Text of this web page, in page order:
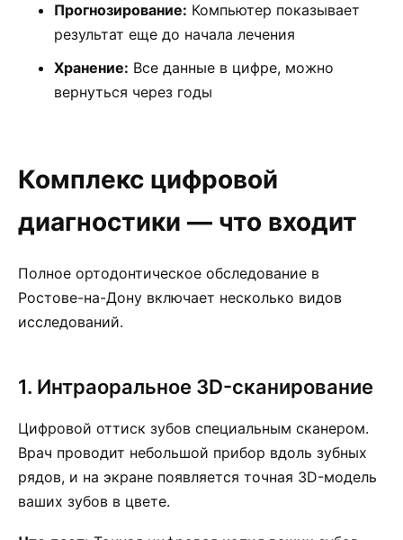
Прогнозирование: Компьютер показывает
результат еще до начала лечения
Хранение: Все данные в цифре, можно
вернуться через годы
Комплекс цифровой
диагностики — что входит
Полное ортодонтическое обследование в
Ростове-на-Дону включает несколько видов
исследований.
1. Интраоральное 3D-сканирование
Цифровой оттиск зубов специальным сканером.
Врач проводит небольшой прибор вдоль зубных
рядов, и на экране появляется точная 3D-модель
ваших зубов в цвете.